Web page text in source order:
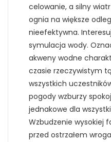
celowanie, a silny
ognia na większe
nieefektywna.
symulacja wody.
akweny wodne
czasie rzeczywistym
wszystkich
pogody wzburzy
jednakowe dla
Wzbudzenie wysokiej
przed ostrzałem